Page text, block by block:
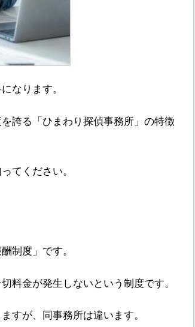
なります。
誇る「ひまわり探偵事務所」の特徴
てください。
制度」です。
料金が発生しないという制度です。
すが、同事務所は違います。